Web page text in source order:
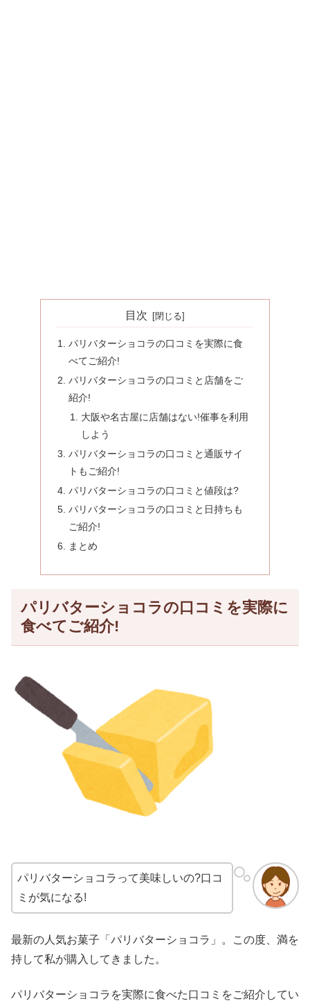
目次
パリバターショコラの口コミを実際に食
べてご紹介!
パリバターショコラの口コミと店舗をご
紹介!
大阪や名古屋に店舗はない!催事を利用
しよう
パリバターショコラの口コミと通販サイ
トもご紹介!
パリバターショコラの口コミと値段は?
パリバターショコラの口コミと日持ちも
ご紹介!
まとめ
パリバターショコラの口コミを実際に
食べてご紹介!
パリバターショコラって美味しいの?口コ
ミが気になる!
最新の人気お菓子「パリバターショコラ」。この度、満を
持して私が購入してきました。
パリバターショコラを実際に食べた口コミをご紹介してい